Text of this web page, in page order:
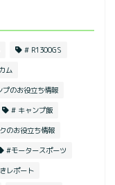
# R1300GS
ム
プのお役立ち情報
# キャンプ飯
のお役立ち情報
#モータースポーツ
レポート